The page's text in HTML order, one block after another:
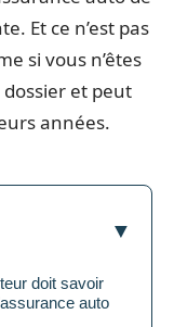
Et ce n’est pas
si vous n’êtes
et peut
années.
doit savoir
auto